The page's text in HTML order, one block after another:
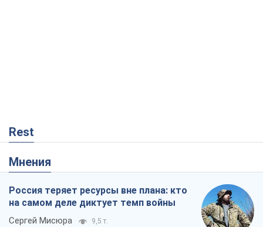
Rest
Мнения
Россия теряет ресурсы вне плана: кто
на самом деле диктует темп войны
Сергей Мисюра 9,5 т.